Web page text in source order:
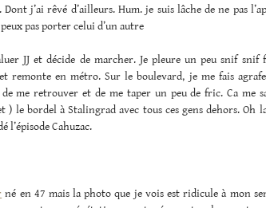
j’ai rêvé d’ailleurs. Hum. je suis lâche de ne pas
pas porter celui d’un autre
JJ et décide de marcher. Je pleure un peu snif snif
remonte en métro. Sur le boulevard, je me fais
me retrouver et de me taper un peu de fric. Ca me
le bordel à Stalingrad avec tous ces gens dehors. Oh
l’épisode Cahuzac.
né en 47 mais la photo que je vois est ridicule à mon